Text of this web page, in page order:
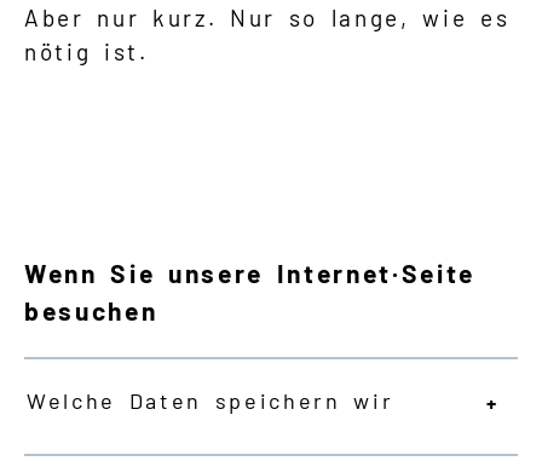
Aber nur kurz. Nur so lange, wie es
nötig ist.
Wenn Sie unsere Internet·Seite
besuchen
Welche Daten speichern wir